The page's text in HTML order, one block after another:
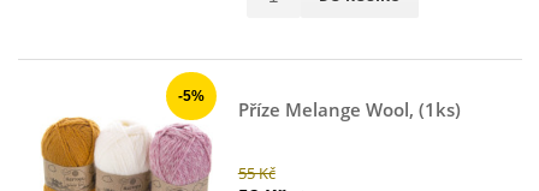
-5%
Příze Melange Wool, (1ks)
55 Kč